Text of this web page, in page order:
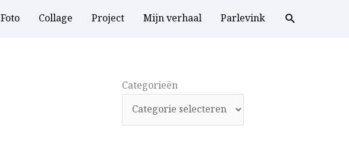
Foto Collage Project Mijn verhaal Parlevink
Categorieën
Categorieën